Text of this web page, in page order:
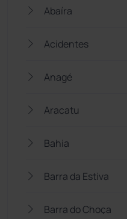
Abaíra
Acidentes
Anagé
Aracatu
Bahia
Barra da Estiva
Barra do Choça